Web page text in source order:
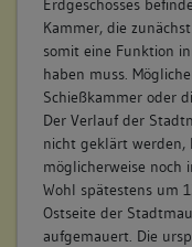
Erdgeschosses
Kammer, die
somit eine Funktion
haben muss.
Schießkammer oder
Der Verlauf der
nicht geklärt werden,
möglicherweise noch
Wohl spätestens um
Ostseite der
aufgemauert. Die